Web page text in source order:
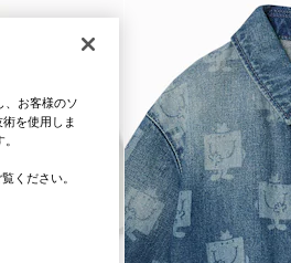
、お客様のソ
を使用しま
ください。